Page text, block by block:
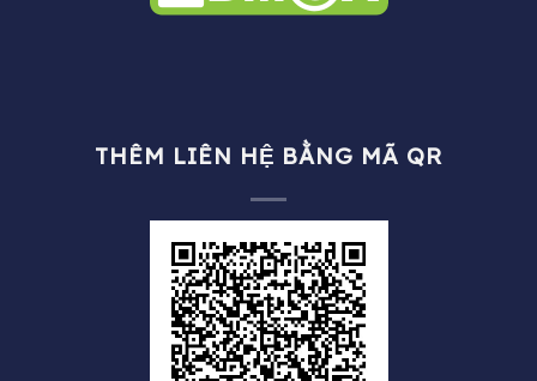
THÊM LIÊN HỆ BẰNG MÃ QR